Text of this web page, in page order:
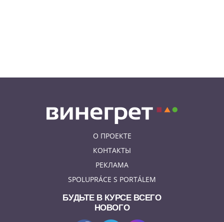
О ПРОЕКТЕ
КОНТАКТЫ
РЕКЛАМА
SPOLUPRÁCE S PORTÁLEM
БУДЬТЕ В КУРСЕ ВСЕГО
НОВОГО